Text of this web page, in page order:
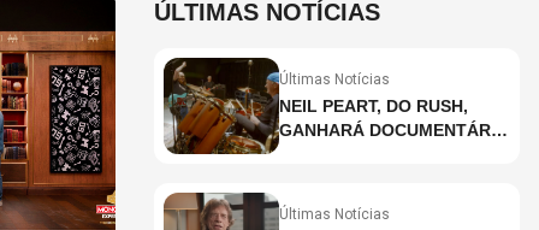
ÚLTIMAS NOTÍCIAS
Últimas Notícias
NEIL PEART, DO RUSH,
GANHARÁ DOCUMENTÁRIO
SMITH, STEWART
Últimas Notícias